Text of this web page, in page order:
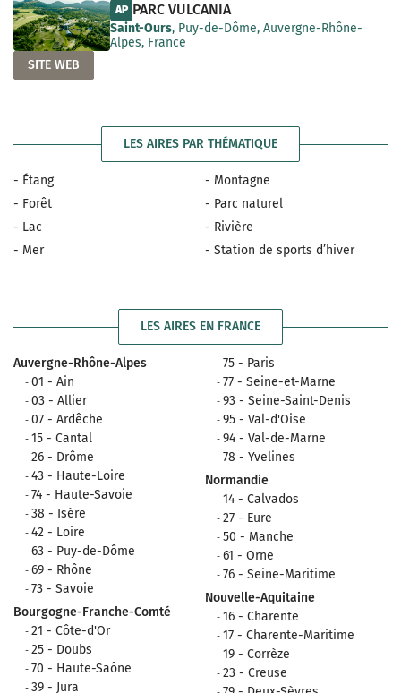
AP PARC VULCANIA
Saint-Ours, Puy-de-Dôme, Auvergne-Rhône-
Alpes, France
SITE WEB
LES AIRES PAR THÉMATIQUE
- Étang
- Forêt
- Lac
- Mer
- Montagne
- Parc naturel
- Rivière
- Station de sports d’hiver
LES AIRES EN FRANCE
Auvergne-Rhône-Alpes
01 - Ain
03 - Allier
07 - Ardêche
15 - Cantal
26 - Drôme
43 - Haute-Loire
74 - Haute-Savoie
38 - Isère
42 - Loire
63 - Puy-de-Dôme
69 - Rhône
73 - Savoie
Bourgogne-Franche-Comté
21 - Côte-d'Or
25 - Doubs
70 - Haute-Saône
39 - Jura
75 - Paris
77 - Seine-et-Marne
93 - Seine-Saint-Denis
95 - Val-d'Oise
94 - Val-de-Marne
78 - Yvelines
Normandie
14 - Calvados
27 - Eure
50 - Manche
61 - Orne
76 - Seine-Maritime
Nouvelle-Aquitaine
16 - Charente
17 - Charente-Maritime
19 - Corrèze
23 - Creuse